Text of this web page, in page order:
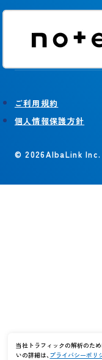
ご利用規約
個人情報保護方針
© 2026AlbaLink Inc.
当社トラフィックの解析のた
いの詳細は、プライバシーポリ